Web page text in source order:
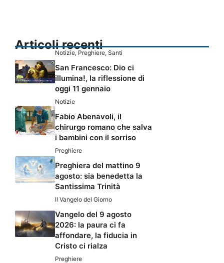
Articoli recenti
Notizie, Preghiere, Santi
San Francesco: Dio ci
illumina!, la riflessione di
oggi 11 gennaio
Notizie
Fabio Abenavoli, il
chirurgo romano che salva
i bambini con il sorriso
Preghiere
Preghiera del mattino 9
agosto: sia benedetta la
Santissima Trinità
Il Vangelo del Giorno
Vangelo del 9 agosto
2026: la paura ci fa
affondare, la fiducia in
Cristo ci rialza
Preghiere